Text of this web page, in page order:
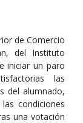
de Comercio
del Instituto
iniciar un paro
las
del alumnado,
condiciones
una votación